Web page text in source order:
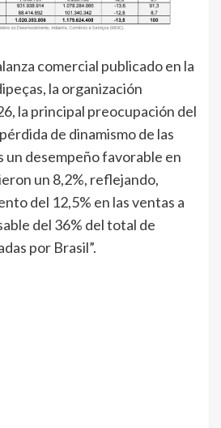
comercial publicado en la
la organización
la principal preocupación del
de dinamismo de las
un desempeño favorable en
un 8,2%, reflejando,
del 12,5% en las ventas a
del 36% del total de
por Brasil”.